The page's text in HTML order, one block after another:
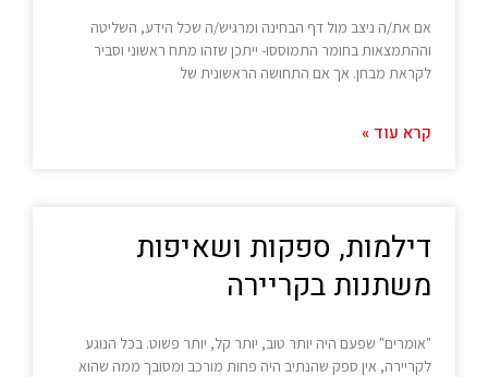
אם את/ה ניצב מול דף הבחינה ומרגיש/ה שכל הידע, השליטה
וההתמצאות בחומר התמוססו- ייתכן שזהו מתח ראשוני וסביר
לקראת מבחן. אך אם התחושה הראשונית של
קרא עוד »
דילמות, ספקות ושאיפות
משתנות בקריירה
"אומרים" שפעם היה יותר טוב, יותר קל, יותר פשוט. בכל הנוגע
לקריירה, אין ספק שהנתיב היה פחות מורכב ומסובך ממה שהוא